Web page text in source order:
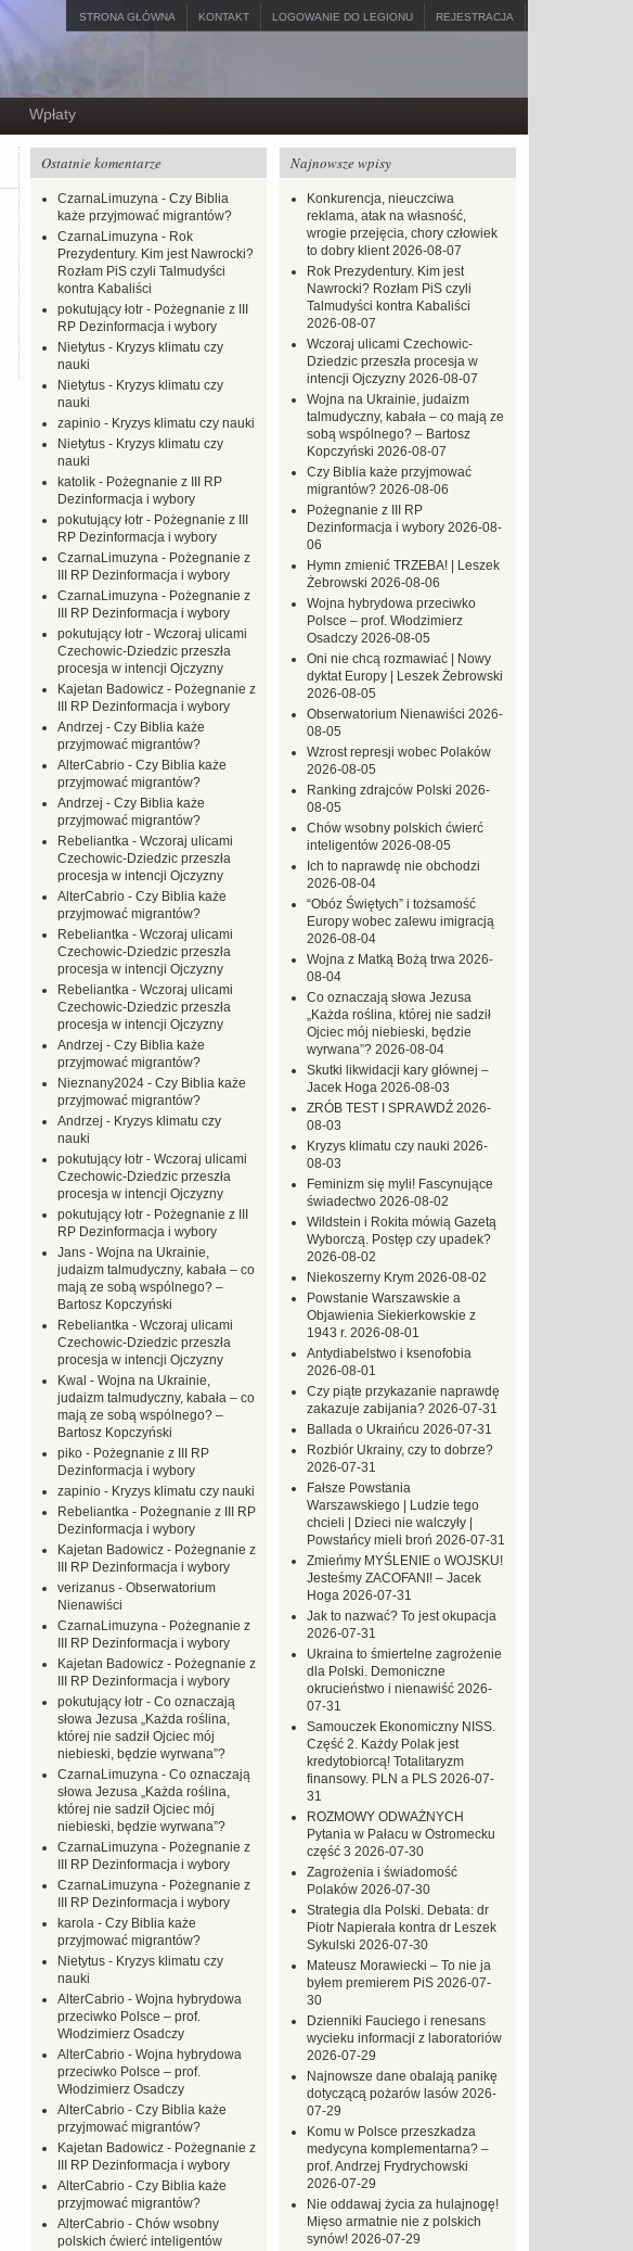
STRONA GŁÓWNA KONTAKT LOGOWANIE DO LEGIONU REJESTRACJA
Wpłaty
Najnowsze wpisy
Konkurencja, nieuczciwa
reklama, atak na własność,
wrogie przejęcia, chory człowiek
to dobry klient 2026-08-07
Rok Prezydentury. Kim jest
Nawrocki? Rozłam PiS czyli
Talmudyści kontra Kabaliści
2026-08-07
Wczoraj ulicami Czechowic-
Dziedzic przeszła procesja w
intencji Ojczyzny 2026-08-07
Wojna na Ukrainie, judaizm
talmudyczny, kabała – co mają ze
sobą wspólnego? – Bartosz
Kopczyński 2026-08-07
Czy Biblia każe przyjmować
migrantów? 2026-08-06
Pożegnanie z III RP
Dezinformacja i wybory 2026-08-
06
Hymn zmienić TRZEBA! | Leszek
Żebrowski 2026-08-06
Wojna hybrydowa przeciwko
Polsce – prof. Włodzimierz
Osadczy 2026-08-05
Oni nie chcą rozmawiać | Nowy
dyktat Europy | Leszek Żebrowski
2026-08-05
Obserwatorium Nienawiści 2026-
08-05
Wzrost represji wobec Polaków
2026-08-05
Ranking zdrajców Polski 2026-
08-05
Chów wsobny polskich ćwierć
inteligentów 2026-08-05
Ich to naprawdę nie obchodzi
2026-08-04
“Obóz Świętych” i tożsamość
Europy wobec zalewu imigracją
2026-08-04
Wojna z Matką Bożą trwa 2026-
08-04
Co oznaczają słowa Jezusa
„Każda roślina, której nie sadził
Ojciec mój niebieski, będzie
wyrwana”? 2026-08-04
Skutki likwidacji kary głównej –
Jacek Hoga 2026-08-03
ZRÓB TEST I SPRAWDŹ 2026-
08-03
Kryzys klimatu czy nauki 2026-
08-03
Feminizm się myli! Fascynujące
świadectwo 2026-08-02
Wildstein i Rokita mówią Gazetą
Wyborczą. Postęp czy upadek?
2026-08-02
Niekoszerny Krym 2026-08-02
Powstanie Warszawskie a
Objawienia Siekierkowskie z
1943 r. 2026-08-01
Antydiabelstwo i ksenofobia
2026-08-01
Czy piąte przykazanie naprawdę
zakazuje zabijania? 2026-07-31
Ballada o Ukraińcu 2026-07-31
Rozbiór Ukrainy, czy to dobrze?
2026-07-31
Fałsze Powstania
Warszawskiego | Ludzie tego
chcieli | Dzieci nie walczyły |
Powstańcy mieli broń 2026-07-31
Zmieńmy MYŚLENIE o WOJSKU!
Jesteśmy ZACOFANI! – Jacek
Hoga 2026-07-31
Jak to nazwać? To jest okupacja
2026-07-31
Ukraina to śmiertelne zagrożenie
dla Polski. Demoniczne
okrucieństwo i nienawiść 2026-
07-31
Samouczek Ekonomiczny NISS.
Część 2. Każdy Polak jest
kredytobiorcą! Totalitaryzm
finansowy. PLN a PLS 2026-07-
31
ROZMOWY ODWAŻNYCH
Pytania w Pałacu w Ostromecku
część 3 2026-07-30
Zagrożenia i świadomość
Polaków 2026-07-30
Strategia dla Polski. Debata: dr
Piotr Napierała kontra dr Leszek
Sykulski 2026-07-30
Mateusz Morawiecki – To nie ja
byłem premierem PiS 2026-07-
30
Dzienniki Fauciego i renesans
wycieku informacji z laboratoriów
2026-07-29
Najnowsze dane obalają panikę
dotyczącą pożarów lasów 2026-
07-29
Komu w Polsce przeszkadza
medycyna komplementarna? –
prof. Andrzej Frydrychowski
2026-07-29
Nie oddawaj życia za hulajnogę!
Mięso armatnie nie z polskich
synów! 2026-07-29
Ostatnie komentarze
CzarnaLimuzyna - Czy Biblia
każe przyjmować migrantów?
CzarnaLimuzyna - Rok
Prezydentury. Kim jest Nawrocki?
Rozłam PiS czyli Talmudyści
kontra Kabaliści
pokutujący łotr - Pożegnanie z III
RP Dezinformacja i wybory
Nietytus - Kryzys klimatu czy
nauki
Nietytus - Kryzys klimatu czy
nauki
zapinio - Kryzys klimatu czy nauki
Nietytus - Kryzys klimatu czy
nauki
katolik - Pożegnanie z III RP
Dezinformacja i wybory
pokutujący łotr - Pożegnanie z III
RP Dezinformacja i wybory
CzarnaLimuzyna - Pożegnanie z
III RP Dezinformacja i wybory
CzarnaLimuzyna - Pożegnanie z
III RP Dezinformacja i wybory
pokutujący łotr - Wczoraj ulicami
Czechowic-Dziedzic przeszła
procesja w intencji Ojczyzny
Kajetan Badowicz - Pożegnanie z
III RP Dezinformacja i wybory
Andrzej - Czy Biblia każe
przyjmować migrantów?
AlterCabrio - Czy Biblia każe
przyjmować migrantów?
Andrzej - Czy Biblia każe
przyjmować migrantów?
Rebeliantka - Wczoraj ulicami
Czechowic-Dziedzic przeszła
procesja w intencji Ojczyzny
AlterCabrio - Czy Biblia każe
przyjmować migrantów?
Rebeliantka - Wczoraj ulicami
Czechowic-Dziedzic przeszła
procesja w intencji Ojczyzny
Rebeliantka - Wczoraj ulicami
Czechowic-Dziedzic przeszła
procesja w intencji Ojczyzny
Andrzej - Czy Biblia każe
przyjmować migrantów?
Nieznany2024 - Czy Biblia każe
przyjmować migrantów?
Andrzej - Kryzys klimatu czy
nauki
pokutujący łotr - Wczoraj ulicami
Czechowic-Dziedzic przeszła
procesja w intencji Ojczyzny
pokutujący łotr - Pożegnanie z III
RP Dezinformacja i wybory
Jans - Wojna na Ukrainie,
judaizm talmudyczny, kabała – co
mają ze sobą wspólnego? –
Bartosz Kopczyński
Rebeliantka - Wczoraj ulicami
Czechowic-Dziedzic przeszła
procesja w intencji Ojczyzny
Kwal - Wojna na Ukrainie,
judaizm talmudyczny, kabała – co
mają ze sobą wspólnego? –
Bartosz Kopczyński
piko - Pożegnanie z III RP
Dezinformacja i wybory
zapinio - Kryzys klimatu czy nauki
Rebeliantka - Pożegnanie z III RP
Dezinformacja i wybory
Kajetan Badowicz - Pożegnanie z
III RP Dezinformacja i wybory
verizanus - Obserwatorium
Nienawiści
CzarnaLimuzyna - Pożegnanie z
III RP Dezinformacja i wybory
Kajetan Badowicz - Pożegnanie z
III RP Dezinformacja i wybory
pokutujący łotr - Co oznaczają
słowa Jezusa „Każda roślina,
której nie sadził Ojciec mój
niebieski, będzie wyrwana”?
CzarnaLimuzyna - Co oznaczają
słowa Jezusa „Każda roślina,
której nie sadził Ojciec mój
niebieski, będzie wyrwana”?
CzarnaLimuzyna - Pożegnanie z
III RP Dezinformacja i wybory
CzarnaLimuzyna - Pożegnanie z
III RP Dezinformacja i wybory
karola - Czy Biblia każe
przyjmować migrantów?
Nietytus - Kryzys klimatu czy
nauki
AlterCabrio - Wojna hybrydowa
przeciwko Polsce – prof.
Włodzimierz Osadczy
AlterCabrio - Wojna hybrydowa
przeciwko Polsce – prof.
Włodzimierz Osadczy
AlterCabrio - Czy Biblia każe
przyjmować migrantów?
Kajetan Badowicz - Pożegnanie z
III RP Dezinformacja i wybory
AlterCabrio - Czy Biblia każe
przyjmować migrantów?
AlterCabrio - Chów wsobny
polskich ćwierć inteligentów